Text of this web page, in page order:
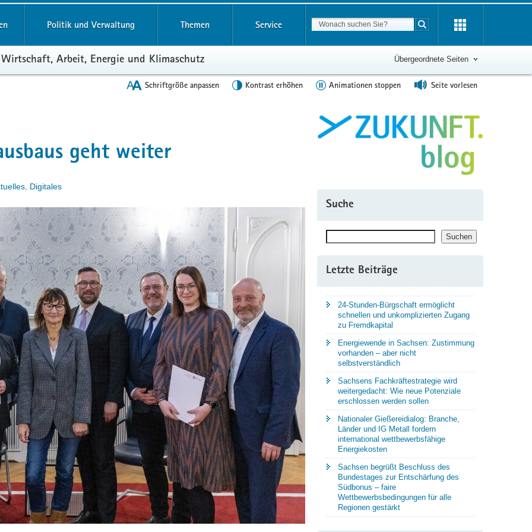
Politik und Verwaltung Themen Service Suchbegriff
Suche starten
Arbeit, Energie und Klimaschutz Übergeordnete Seiten
Schriftgröße anpassen Kontrast erhöhen Animationen stoppen Seite vorlesen
geht weiter
Digitales
Suche
Suchen
Letzte Beiträge
24-Stunden-Bürgschaft ermöglicht
schnellen und unkomplizierten Zugang
zu Fremdkapital
Energiewende in Sachsen: Zustimmung
vorhanden – aber nicht
selbstverständlich
Sachsens Fachkräftestrategie wird
weitergedacht: Wie neue Potenziale
erschlossen werden sollen
Nationaler Gießereidialog: Branche,
Länder und IG Metall fordern
international wettbewerbsfähige
Energiekosten
Sachsen begrüßt Beschluss des
Bundestages zur Entschärfung des
Südbonus – faire
Wettbewerbsbedingungen für alle
Regionen gestärkt